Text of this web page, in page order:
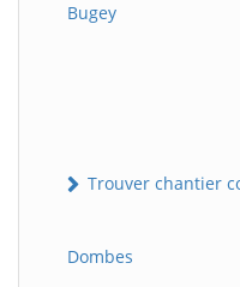
Bugey
Trouver chantier
Dombes